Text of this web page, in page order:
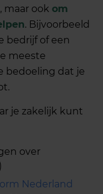
maar ookom
. Bijvoorbeeld
bedrijf of een
meeste
bedoeling dat je
je zakelijk kunt
over
Nederland